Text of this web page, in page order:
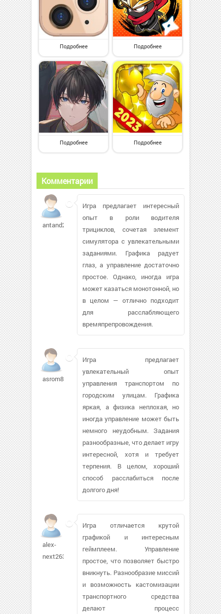
Подробнее Подробнее
Подробнее Подробнее
Комментарии
antand2004
Игра предлагает интересный
опыт в роли водителя
трициклов, сочетая элемент
симулятора с увлекательными
заданиями. Графика радует
глаз, а управление достаточно
простое. Однако, иногда игра
может казаться монотонной, но
в целом — отлично подходит
для расслабляющего
времяпрепровождения.
asrom880
Игра предлагает
увлекательный опыт
управления транспортом по
городским улицам. Графика
яркая, а физика неплохая, но
иногда управление может быть
немного неудобным. Задания
разнообразные, что делает игру
интересной, хотя и требует
терпения. В целом, хороший
способ расслабиться после
долгого дня!
alex-
next263
Игра отличается крутой
графикой и интересным
геймплеем. Управление
простое, что позволяет быстро
вникнуть. Разнообразие миссий
и возможность кастомизации
транспортного средства
делают процесс